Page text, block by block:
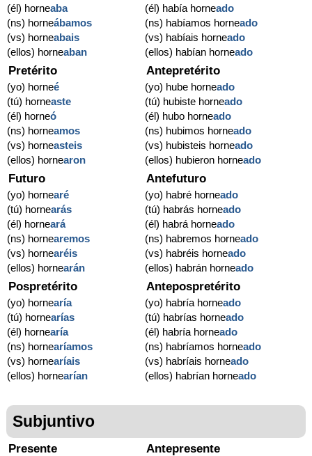
(él) horneaba
(ns) horneábamos
(vs) horneabais
(ellos) horneaban
(él) había horneado
(ns) habíamos horneado
(vs) habíais horneado
(ellos) habían horneado
Pretérito
(yo) horneé
(tú) horneaste
(él) horneó
(ns) horneamos
(vs) horneasteis
(ellos) hornearon
Antepretérito
(yo) hube horneado
(tú) hubiste horneado
(él) hubo horneado
(ns) hubimos horneado
(vs) hubisteis horneado
(ellos) hubieron horneado
Futuro
(yo) hornearé
(tú) hornearás
(él) horneará
(ns) hornearemos
(vs) hornearéis
(ellos) hornearán
Antefuturo
(yo) habré horneado
(tú) habrás horneado
(él) habrá horneado
(ns) habremos horneado
(vs) habréis horneado
(ellos) habrán horneado
Pospretérito
(yo) hornearía
(tú) hornearías
(él) hornearía
(ns) hornearíamos
(vs) hornearíais
(ellos) hornearían
Antepospretérito
(yo) habría horneado
(tú) habrías horneado
(él) habría horneado
(ns) habríamos horneado
(vs) habríais horneado
(ellos) habrían horneado
Subjuntivo
Presente Antepresente